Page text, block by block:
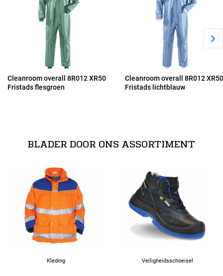
2XL
Cleanroom overall 8R012 XR50
Fristads flesgroen
Cleanroom overall 8R012 XR50
Fristads lichtblauw
BLADER DOOR ONS ASSORTIMENT
Kleding Veiligheidsschoeisel